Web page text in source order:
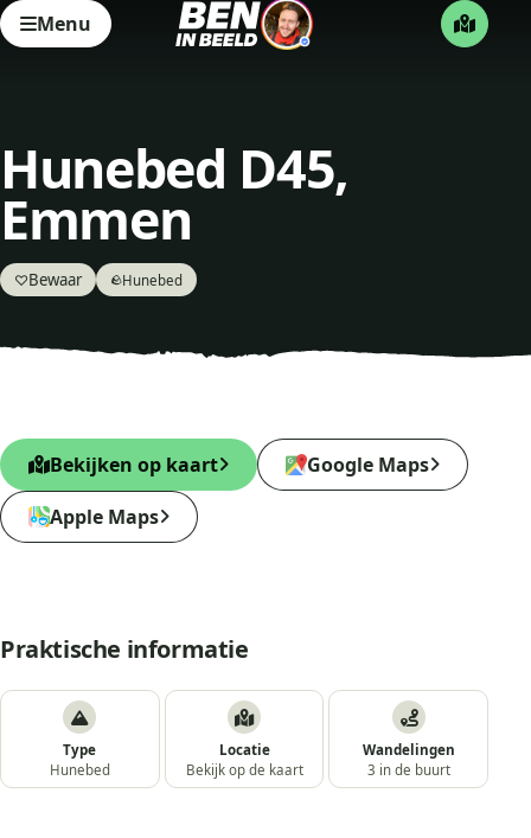
Menu
Hunebed D45,
Emmen
♡Bewaar 🪨Hunebed
Bekijken op kaart
Google Maps
Apple Maps
Praktische informatie
Type
Hunebed
Locatie
Bekijk op de kaart
Wandelingen
3 in de buurt